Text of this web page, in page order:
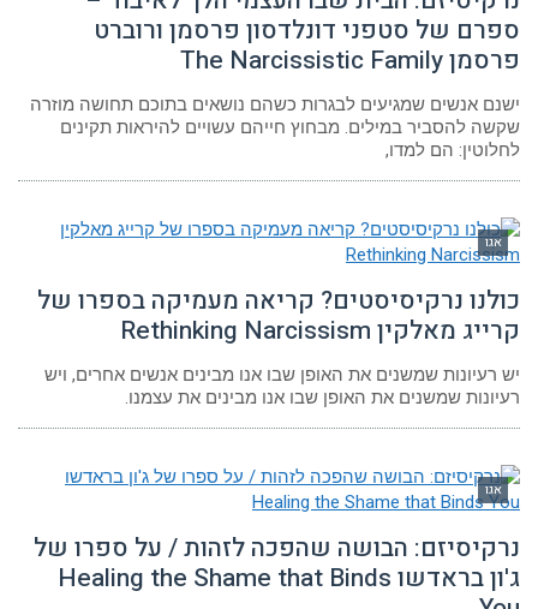
ספרם של סטפני דונלדסון פרסמן ורוברט
פרסמן The Narcissistic Family
ישנם אנשים שמגיעים לבגרות כשהם נושאים בתוכם תחושה מוזרה
שקשה להסביר במילים. מבחוץ חייהם עשויים להיראות תקינים
לחלוטין: הם למדו,
אגו
כולנו נרקיסיסטים? קריאה מעמיקה בספרו של
קרייג מאלקין Rethinking Narcissism
יש רעיונות שמשנים את האופן שבו אנו מבינים אנשים אחרים, ויש
רעיונות שמשנים את האופן שבו אנו מבינים את עצמנו.
אגו
נרקיסיזם: הבושה שהפכה לזהות / על ספרו של
ג'ון בראדשו Healing the Shame that Binds